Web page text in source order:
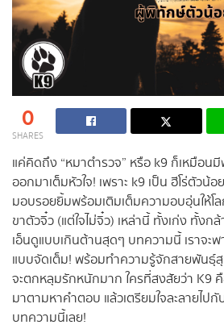
0
SHARES
แค่คิดถึง “หมาตำรวจ” หรือ k9 ก็เหมือน
ออกมาเต็มหัวใจ! เพราะ k9 เป็น ฮีโร่ตัวน้
มอบรอยยิ้มพร้อมเติมเต็มความอบอุ่นให้โ
ขาตัวจิ๋ว (แต่ใจไม่จิ๋ว) เหล่านี้ ทั้งเก่ง ทั้ง
เอ็นดูแบบเกินต้านสุดๆ บทความนี้ เราจะ
แบบจัดเต็ม! พร้อมทำความรู้จักสายพันธุ์
จะตกหลุมรักหนักมาก ใครที่สงสัยว่า K9
มาตามหาคำตอบ แล้วเตรียมใจละลายไปกั
บทความนี้เลย!